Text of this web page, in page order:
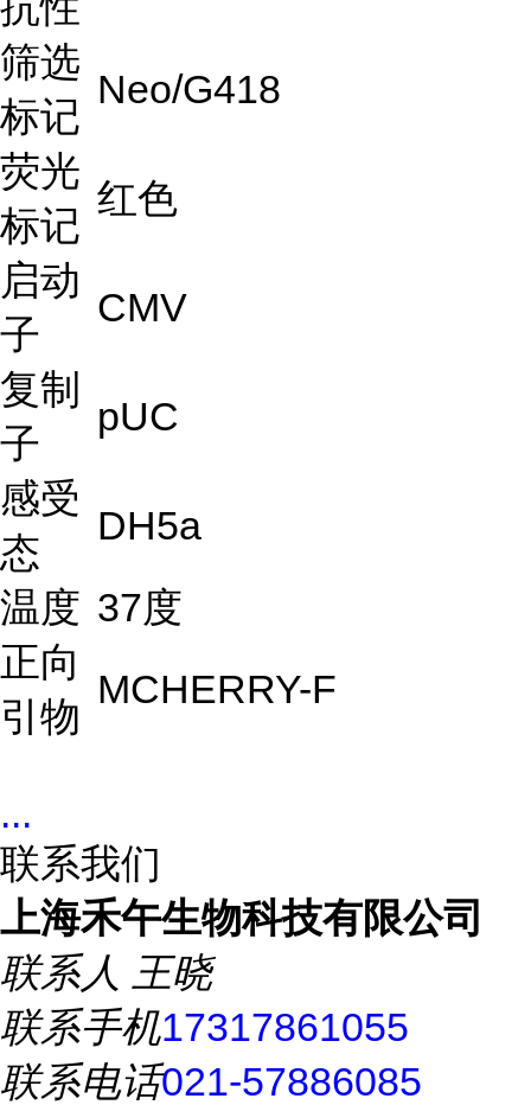
筛选
标记
Neo/G418
荧光
标记
红色
启动
子
CMV
复制
子
pUC
感受
态
DH5a
温度 37度
正向
引物
MCHERRY-F
...
联系我们
上海禾午生物科技有限公司
联系人 王晓
联系手机17317861055
联系电话021-57886085